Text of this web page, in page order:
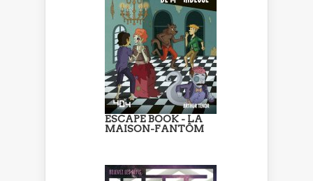
ESCAPE BOOK - LA
MAISON-FANTÔM